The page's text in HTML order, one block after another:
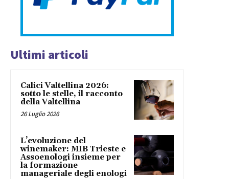
Ultimi articoli
Calici Valtellina 2026:
sotto le stelle, il racconto
della Valtellina
26 Luglio 2026
L’evoluzione del
winemaker: MIB Trieste e
Assoenologi insieme per
la formazione
manageriale degli enologi